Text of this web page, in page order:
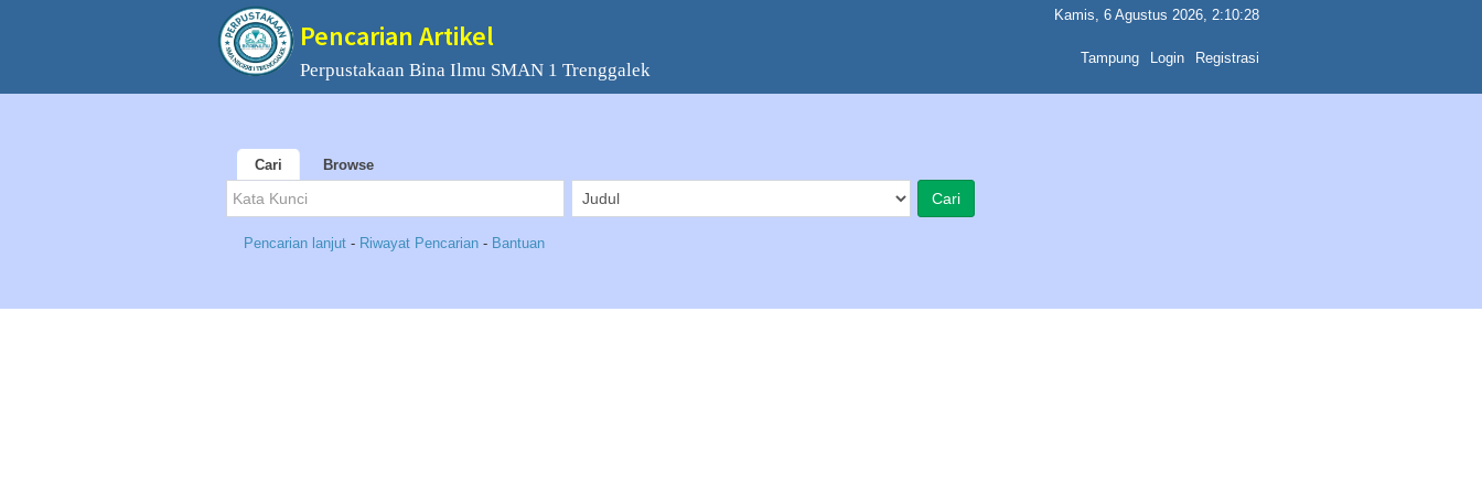
Pencarian Artikel
Perpustakaan Bina Ilmu SMAN 1 Trenggalek
Kamis, 6 Agustus 2026, 2:10:28
Tampung Login Registrasi
Cari Browse
Pencarian lanjut - Riwayat Pencarian - Bantuan